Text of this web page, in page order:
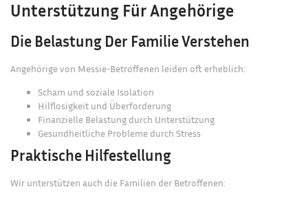
Unterstützung Für Angehörige
Die Belastung Der Familie Verstehen
Angehörige von Messie-Betroffenen leiden oft erheblich:
Scham und soziale Isolation
Hilflosigkeit und Überforderung
Finanzielle Belastung durch Unterstützung
Gesundheitliche Probleme durch Stress
Praktische Hilfestellung
Wir unterstützen auch die Familien der Betroffenen: